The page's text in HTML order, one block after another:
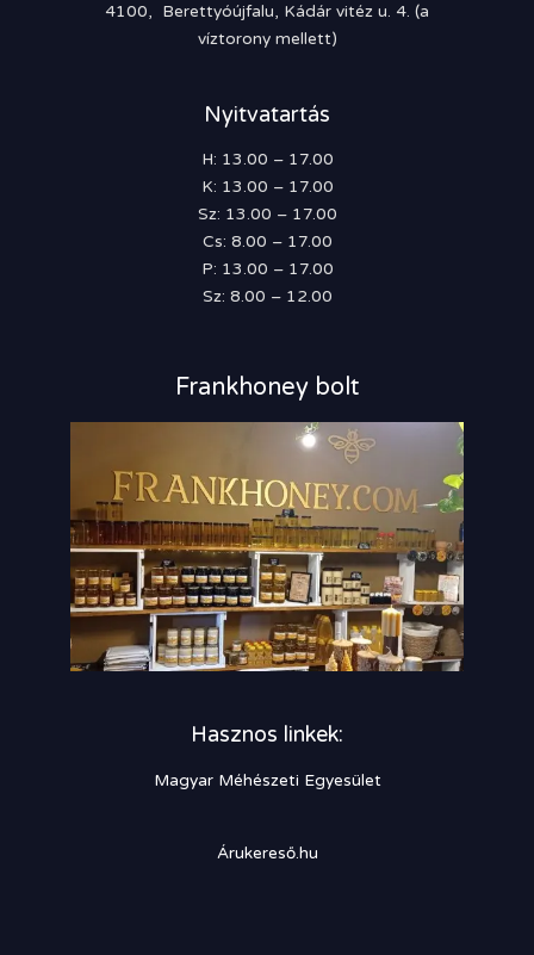
4100, Berettyóújfalu, Kádár vitéz u. 4. (a
víztorony mellett)
Nyitvatartás
H: 13.00 – 17.00
K: 13.00 – 17.00
Sz: 13.00 – 17.00
Cs: 8.00 – 17.00
P: 13.00 – 17.00
Sz: 8.00 – 12.00
Frankhoney bolt
Hasznos linkek:
Magyar Méhészeti Egyesület
Árukereső.hu